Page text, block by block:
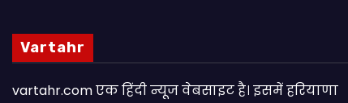
Vartahr
vartahr.com एक हिंदी न्यूज वेबसाइट है। इसमें हरियाणा